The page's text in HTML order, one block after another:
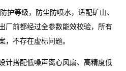
护等级，防尘防喷水，适配矿山、
厂前都经过全参数能效校验，所有
，不存在虚标问题。
计搭配低噪声离心风扇、高精度低